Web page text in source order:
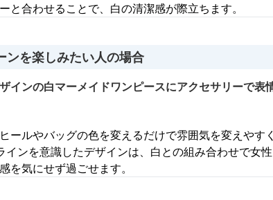
合わせることで、白の清潔感が際立ちます。
ンを楽しみたい人の場合
インの白マーメイドワンピースにアクセサリーで表
ールやバッグの色を変えるだけで雰囲気を変えやす
ンを意識したデザインは、白との組み合わせで女性
を気にせず過ごせます。